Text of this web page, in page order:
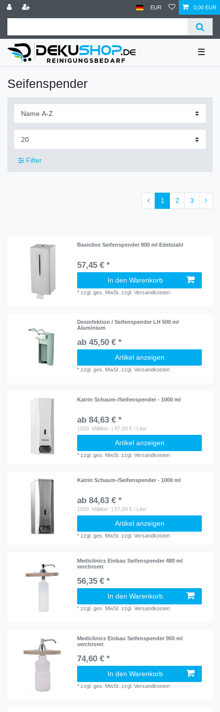
EUR 0,00 EUR
☰
Seifenspender
Filter
1 2 3
Basicline Seifenspender 800 ml Edelstahl
57,45 € *
In den Warenkorb
*zzgl. ges. MwSt. zzgl.Versandkosten
Desinfektion / Seifenspender LH 500 ml
Aluminium
ab 45,50 € *
Artikel anzeigen
*zzgl. ges. MwSt. zzgl.Versandkosten
Katrin Schaum-/Seifenspender - 1000 ml
ab 84,63 € *
1000 Milliliter | 87,89 € / Liter
Artikel anzeigen
*zzgl. ges. MwSt. zzgl.Versandkosten
Katrin Schaum-/Seifenspender - 1000 ml
ab 84,63 € *
1000 Milliliter | 87,89 € / Liter
Artikel anzeigen
*zzgl. ges. MwSt. zzgl.Versandkosten
Mediclinics Einbau Seifenspender 480 ml
verchromt
56,35 € *
In den Warenkorb
*zzgl. ges. MwSt. zzgl.Versandkosten
Mediclinics Einbau Seifenspender 950 ml
verchromt
74,60 € *
In den Warenkorb
*zzgl. ges. MwSt. zzgl.Versandkosten